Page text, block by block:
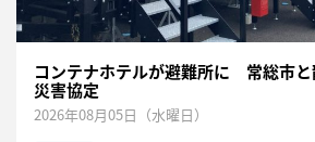
コンテナホテルが避難所に 常総市
災害協定
2026年08月05日（水曜日）